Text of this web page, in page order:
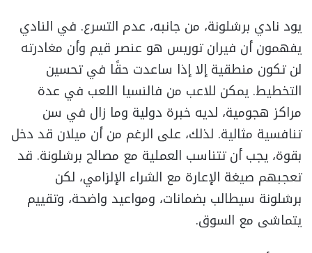
يود نادي برشلونة، من جانبه، عدم التسرع. في النادي
يفهمون أن فيران توريس هو عنصر قيم وأن مغادرته
لن تكون منطقية إلا إذا ساعدت حقًا في تحسين
التخطيط. يمكن للاعب من فالنسيا اللعب في عدة
مراكز هجومية، لديه خبرة دولية وما زال في سن
تنافسية مثالية. لذلك، على الرغم من أن ميلان قد دخل
بقوة، يجب أن تتناسب العملية مع مصالح برشلونة. قد
تعجبهم صيغة الإعارة مع الشراء الإلزامي، لكن
برشلونة سيطالب بضمانات، ومواعيد واضحة، وتقييم
يتماشى مع السوق.